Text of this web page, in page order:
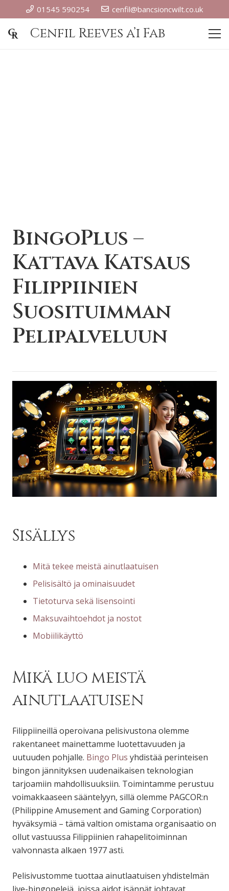
01545 590254 cenfil@bancsioncwilt.co.uk
Cenfil Reeves a’i Fab
BingoPlus –
Kattava Katsaus
Filippiinien
Suosituimman
Pelipalveluun
Sisällys
Mitä tekee meistä ainutlaatuisen
Pelisisältö ja ominaisuudet
Tietoturva sekä lisensointi
Maksuvaihtoehdot ja nostot
Mobiilikäyttö
Mikä luo meistä
ainutlaatuisen
Filippiineillä operoivana pelisivustona olemme
rakentaneet mainettamme luotettavuuden ja
uutuuden pohjalle. Bingo Plus yhdistää perinteisen
bingon jännityksen uudenaikaisen teknologian
tarjoamiin mahdollisuuksiin. Toimintamme perustuu
voimakkaaseen sääntelyyn, sillä olemme PAGCOR:n
(Philippine Amusement and Gaming Corporation)
hyväksymiä – tämä valtion omistama organisaatio on
ollut vastuussa Filippiinien rahapelitoiminnan
valvonnasta alkaen 1977 asti.
Pelisivustomme tuottaa ainutlaatuisen yhdistelmän